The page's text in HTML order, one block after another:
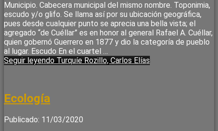
Municipio. Cabecera municipal del mismo nombre. Toponimia,
escudo y/o glifo. Se llama así por su ubicación geográfica,
pues desde cualquier punto se aprecia una bella vista; el
agregado “de Cuéllar” es en honor al general Rafael A. Cuéllar,
quien gobernó Guerrero en 1877 y dio la categoría de pueblo
al lugar. Escudo En el cuartel …
Seguir leyendo Turquíe Rozillo, Carlos Elías
Ecología
Publicado: 11/03/2020